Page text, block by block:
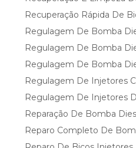
Recuperação Rápida De
Regulagem De Bomba
Regulagem De Bomba
Regulagem De Bomba
Regulagem De Injetores
Regulagem De Injetores
Reparação De Bomba
Reparo Completo De